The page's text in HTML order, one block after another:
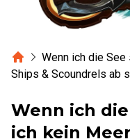
HomeWenn ich die See
Ships & Scoundrels ab
Wenn ich
ich kein